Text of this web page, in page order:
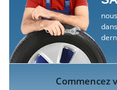
Commencez